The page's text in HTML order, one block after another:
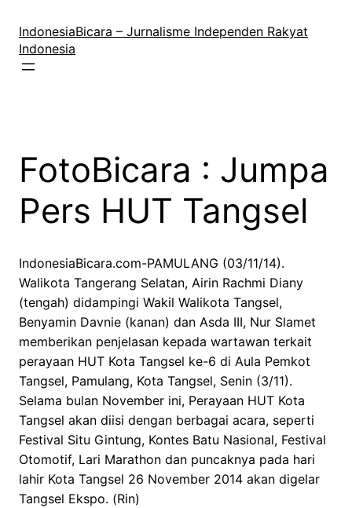
konten
IndonesiaBicara – Jurnalisme Independen Rakyat
Indonesia
FotoBicara : Jumpa
Pers HUT Tangsel
IndonesiaBicara.com-PAMULANG (03/11/14).
Walikota Tangerang Selatan, Airin Rachmi Diany
(tengah) didampingi Wakil Walikota Tangsel,
Benyamin Davnie (kanan) dan Asda III, Nur Slamet
memberikan penjelasan kepada wartawan terkait
perayaan HUT Kota Tangsel ke-6 di Aula Pemkot
Tangsel, Pamulang, Kota Tangsel, Senin (3/11).
Selama bulan November ini, Perayaan HUT Kota
Tangsel akan diisi dengan berbagai acara, seperti
Festival Situ Gintung, Kontes Batu Nasional, Festival
Otomotif, Lari Marathon dan puncaknya pada hari
lahir Kota Tangsel 26 November 2014 akan digelar
Tangsel Ekspo. (Rin)